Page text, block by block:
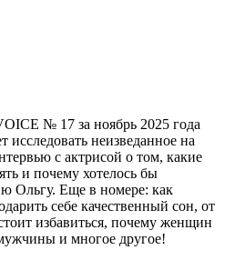
№ 17 за ноябрь 2025 года
неизведанное на
с актрисой о том, какие
и почему хотелось бы
Ольгу. Еще в номере: как
себе качественный сон, от
избавиться, почему женщин
и многое другое!